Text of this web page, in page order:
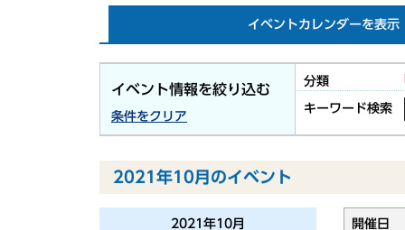
イベントカレンダーを表示
イベント情報を絞り込む
条件をクリア
分類
キーワード検索
2021年10月のイベント
2021年10月 開催日